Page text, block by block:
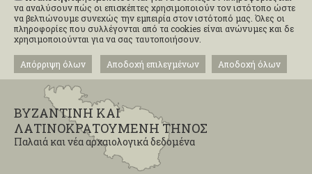
να αναλύσουν πώς οι επισκέπτες χρησιμοποιούν τον ιστότοπο ώστε
να βελτιώνουμε συνεχώς την εμπειρία στον ιστότοπό μας. Όλες οι
πληροφορίες που συλλέγονται από τα cookies είναι ανώνυμες και δε
χρησιμοποιούνται για να σας ταυτοποιήσουν.
Απόρριψη όλων Αποδοχή επιλεγμένων Αποδοχή όλων
ΒΥΖΑΝΤΙΝΗ ΚΑΙ
ΛΑΤΙΝΟΚΡΑΤΟΥΜΕΝΗ ΤΗΝΟΣ
Παλαιά και νέα αρχαιολογικά δεδομένα